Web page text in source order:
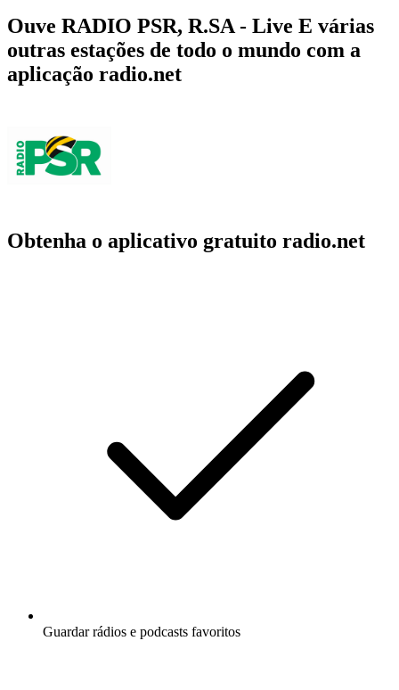
Ouve RADIO PSR, R.SA - Live E várias
outras estações de todo o mundo com a
aplicação radio.net
Obtenha o aplicativo gratuito radio.net
Guardar rádios e podcasts favoritos